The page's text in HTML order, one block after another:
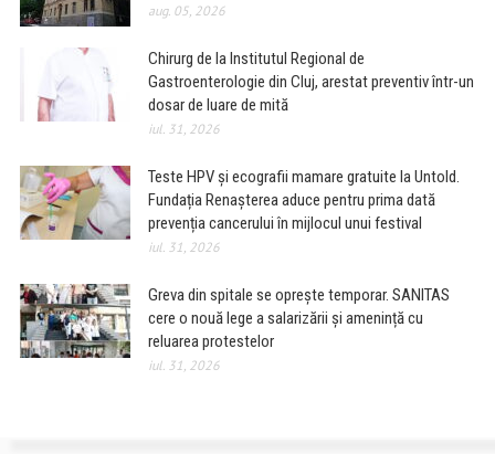
aug. 05, 2026
Chirurg de la Institutul Regional de
Gastroenterologie din Cluj, arestat preventiv într-un
dosar de luare de mită
iul. 31, 2026
Teste HPV și ecografii mamare gratuite la Untold.
Fundația Renașterea aduce pentru prima dată
prevenția cancerului în mijlocul unui festival
iul. 31, 2026
Greva din spitale se oprește temporar. SANITAS
cere o nouă lege a salarizării și amenință cu
reluarea protestelor
iul. 31, 2026